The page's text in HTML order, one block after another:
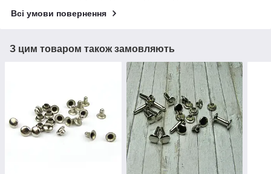
Всі умови повернення
З цим товаром також замовляють